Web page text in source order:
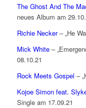
The Ghost And The
neues Album am
Richie Necker– „He
Mick White–
08.10.21
Rock Meets Gospel –
Kojoe Simon feat.
Single am 17.09.21